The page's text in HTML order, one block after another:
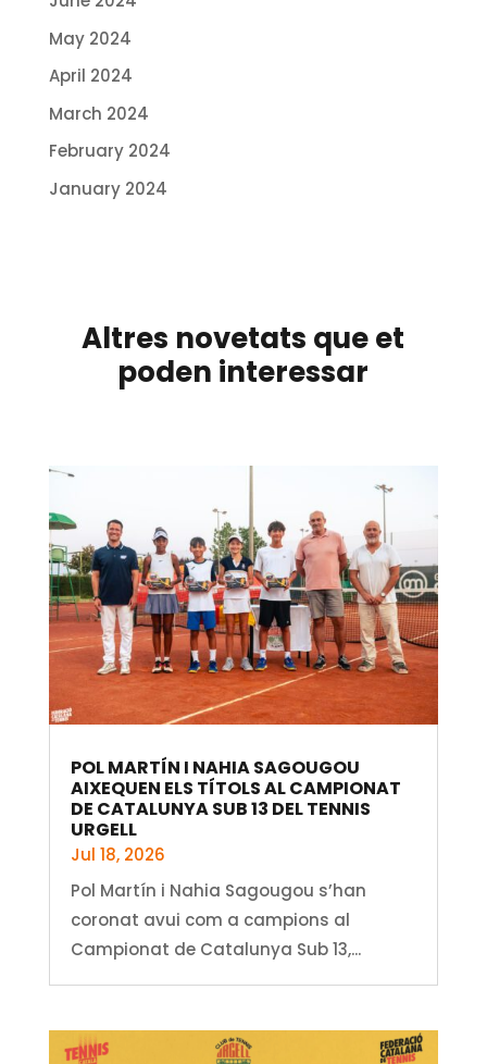
May 2024
April 2024
March 2024
February 2024
January 2024
Altres novetats que et
poden interessar
POL MARTÍN I NAHIA SAGOUGOU
AIXEQUEN ELS TÍTOLS AL CAMPIONAT
DE CATALUNYA SUB 13 DEL TENNIS
URGELL
Jul 18, 2026
Pol Martín i Nahia Sagougou s’han
coronat avui com a campions al
Campionat de Catalunya Sub 13,...